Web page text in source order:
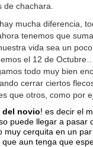
de chachara.
mucha diferencia,
tenemos que
vida sea un
el 12 de
todo muy bien
cerrar ciertos
que otros, como por
del novio! es decir el
puede llegar a pasar
muy cerquita en un
que aun tenga que